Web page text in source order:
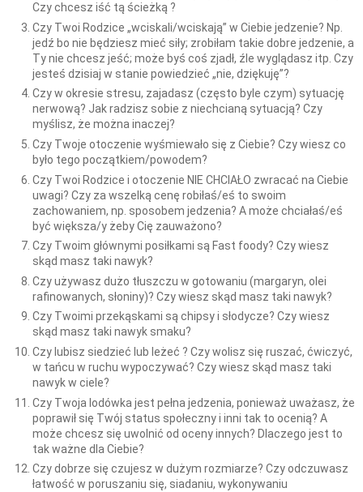
Czy chcesz iść tą ścieżką ?
Czy Twoi Rodzice „wciskali/wciskają” w Ciebie jedzenie? Np.
jedź bo nie będziesz mieć siły; zrobiłam takie dobre jedzenie, a
Ty nie chcesz jeść; może byś coś zjadł, źle wyglądasz itp. Czy
jesteś dzisiaj w stanie powiedzieć „nie, dziękuję”?
Czy w okresie stresu, zajadasz (często byle czym) sytuację
nerwową? Jak radzisz sobie z niechcianą sytuacją? Czy
myślisz, że można inaczej?
Czy Twoje otoczenie wyśmiewało się z Ciebie? Czy wiesz co
było tego początkiem/powodem?
Czy Twoi Rodzice i otoczenie NIE CHCIAŁO zwracać na Ciebie
uwagi? Czy za wszelką cenę robiłaś/eś to swoim
zachowaniem, np. sposobem jedzenia? A może chciałaś/eś
być większa/y żeby Cię zauważono?
Czy Twoim głównymi posiłkami są Fast foody? Czy wiesz
skąd masz taki nawyk?
Czy używasz dużo tłuszczu w gotowaniu (margaryn, olei
rafinowanych, słoniny)? Czy wiesz skąd masz taki nawyk?
Czy Twoimi przekąskami są chipsy i słodycze? Czy wiesz
skąd masz taki nawyk smaku?
Czy lubisz siedzieć lub leżeć ? Czy wolisz się ruszać, ćwiczyć,
w tańcu w ruchu wypoczywać? Czy wiesz skąd masz taki
nawyk w ciele?
Czy Twoja lodówka jest pełna jedzenia, ponieważ uważasz, że
poprawił się Twój status społeczny i inni tak to ocenią? A
może chcesz się uwolnić od oceny innych? Dlaczego jest to
tak ważne dla Ciebie?
Czy dobrze się czujesz w dużym rozmiarze? Czy odczuwasz
łatwość w poruszaniu się, siadaniu, wykonywaniu